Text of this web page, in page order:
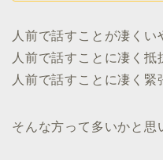
人前で話すことが凄くい
人前で話すことに凄く抵
人前で話すことに凄く緊
そんな方って多いかと思